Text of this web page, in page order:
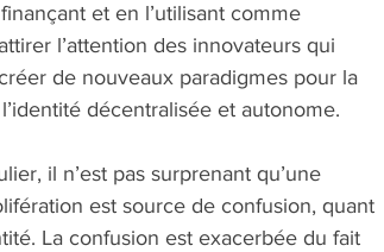
et en l’utilisant comme
l’attention des innovateurs qui
de nouveaux paradigmes pour la
décentralisée et autonome.
il n’est pas surprenant qu’une
est source de confusion, quant
La confusion est exacerbée du fait